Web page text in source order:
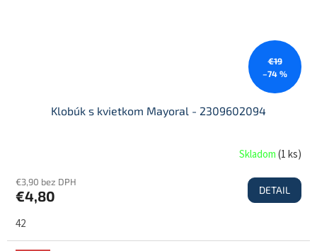
€19
–74 %
Klobúk s kvietkom Mayoral - 2309602094
Skladom(1 ks)
€3,90 bez DPH
€4,80 DETAIL
42